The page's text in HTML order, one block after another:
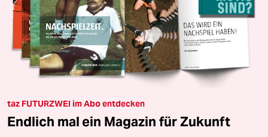
taz FUTURZWEI im Abo entdecken
Endlich mal ein Magazin für Zukunft